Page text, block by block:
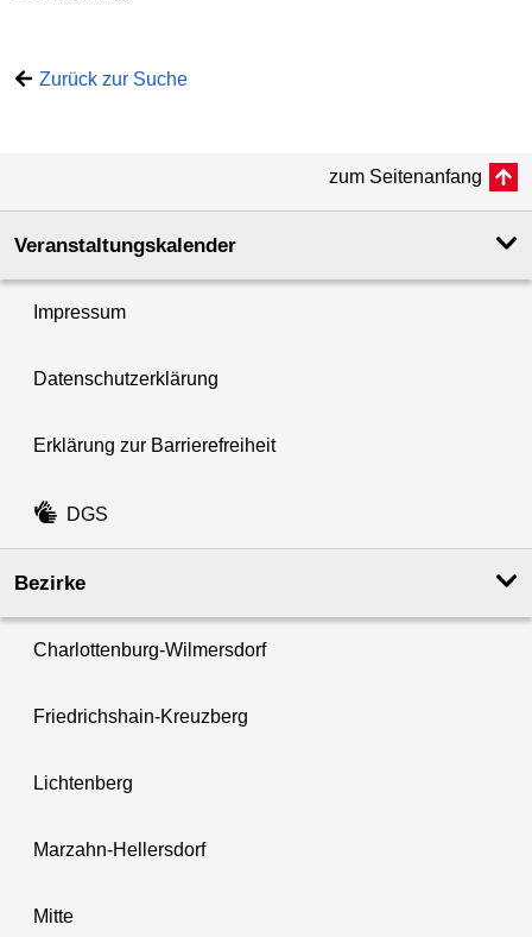
Zurück zur Suche
zum Seitenanfang
Veranstaltungskalender
Impressum
Datenschutzerklärung
Erklärung zur Barrierefreiheit
DGS
Bezirke
Charlottenburg-Wilmersdorf
Friedrichshain-Kreuzberg
Lichtenberg
Marzahn-Hellersdorf
Mitte